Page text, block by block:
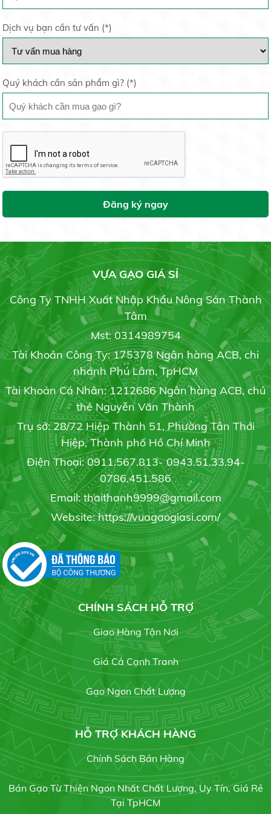
Tấm Sa Mơ
Liên hệ
Gạo tấm thơm
Liên hệ
Gạo St25 Ông Cua Sóc Trăng
GẠO ST24
Liên hệ
Gạo St21
Liên hệ
Gạo Đài Thơm 8
20.000 đ/kg
Gạo OM 5451
Liên hệ
Gạo Hàm Châu củ
Liên hệ
Gạo RI504
Liên hệ
Thị trường vàng thế giới tắc đường vì đại dịch
COVID-19
Liên tục hút vốn, quy mô VFMVN Diamond ETF tăng
gấp 4 lần chỉ sau 1...
Vừa xù ký hợp đồng, lại trúng thầu gạo dự trữ quốc
Lúa ốm yếu khi mang bầu do thời tiết hay canh tác
19/05/2020
Giải pháp tối ưu phòng trừ bệnh cháy bìa lá
19/05/2020
Trồng dưa lưới trong nhà: Hiệu quả bất ngời
19/05/2020
6 bước bảo quản hoa cúc sau thu hoạch
19/05/2020
3 phương pháp phục hồi cây caphe nhiểm sương
muối
19/05/2020
BẢNG GIÁ GẠO HÔM NAY
21/07/2021
Gạo chuyên dùng cơm chiên
19/07/2021
Gạo sạch
17/07/2021
Dịch vụ bạn cần tư vấn (*)
Quý khách cần sản phẩm gì? (*)
Đăng ký ngay
VỰA GẠO GIÁ SỈ
Công Ty TNHH Xuất Nhập Khẩu Nông Sản Thành
Tâm
Mst: 0314989754
Tài Khoản Công Ty: 175378 Ngân hàng ACB, chi
nhánh Phú Lâm, TpHCM
Tài Khoản Cá Nhân: 1212686 Ngân hàng ACB, chủ
thẻ Nguyễn Văn Thành
Trụ sở: 28/72 Hiệp Thành 51, Phường Tân Thới
Hiệp, Thành phố Hồ Chí Minh
Điện Thoại: 0911.567.813- 0943.51.33.94-
0786.451.586
Email: thaithanh9999@gmail.com
Website: https://vuagaogiasi.com/
CHÍNH SÁCH HỖ TRỢ
Giao Hàng Tận Nơi
Giá Cả Cạnh Tranh
Gạo Ngon Chất Lượng
HỖ TRỢ KHÁCH HÀNG
Chính Sách Bán Hàng
Bán Gạo Từ Thiện Ngon Nhất Chất Lượng, Uy Tín, Giá Rẻ
Tại TpHCM